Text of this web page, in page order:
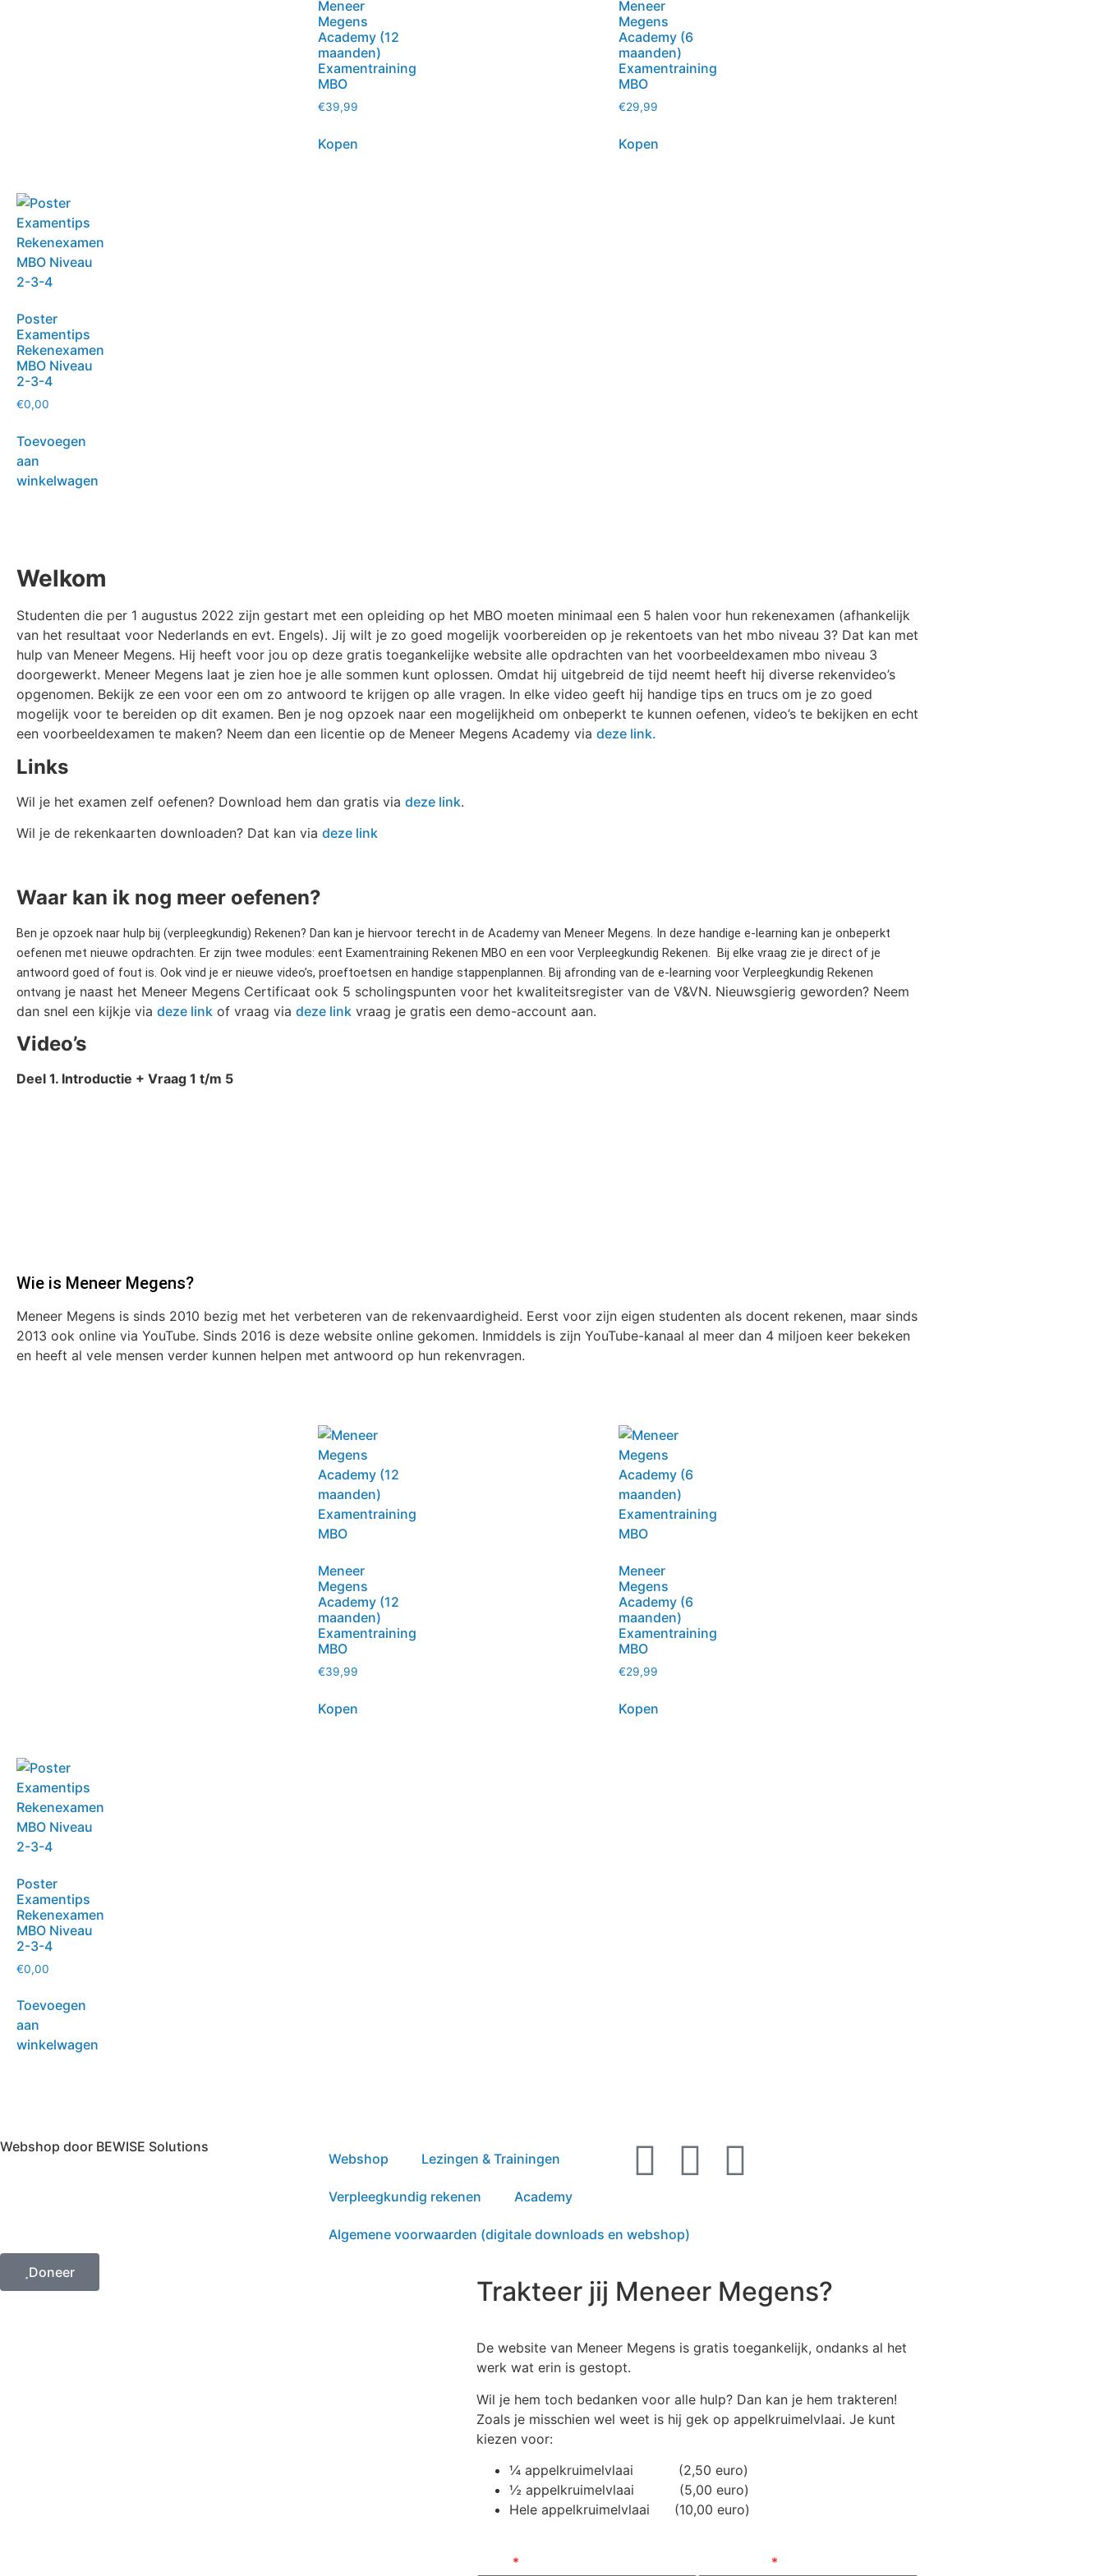
Meneer
Megens
Academy (12
maanden)
Examentraining
MBO
€39,99
Kopen
Meneer
Megens
Academy (6
maanden)
Examentraining
MBO
€29,99
Kopen
Poster
Examentips
Rekenexamen
MBO Niveau
2-3-4
€0,00
Toevoegen
aan
winkelwagen
Welkom
Studenten die per 1 augustus 2022 zijn gestart met een opleiding op het MBO moeten minimaal een 5 halen voor hun rekenexamen (afhankelijk
van het resultaat voor Nederlands en evt. Engels). Jij wilt je zo goed mogelijk voorbereiden op je rekentoets van het mbo niveau 3? Dat kan met
hulp van Meneer Megens. Hij heeft voor jou op deze gratis toegankelijke website alle opdrachten van het voorbeeldexamen mbo niveau 3
doorgewerkt. Meneer Megens laat je zien hoe je alle sommen kunt oplossen. Omdat hij uitgebreid de tijd neemt heeft hij diverse rekenvideo’s
opgenomen. Bekijk ze een voor een om zo antwoord te krijgen op alle vragen. In elke video geeft hij handige tips en trucs om je zo goed
mogelijk voor te bereiden op dit examen. Ben je nog opzoek naar een mogelijkheid om onbeperkt te kunnen oefenen, video’s te bekijken en echt
een voorbeeldexamen te maken? Neem dan een licentie op de Meneer Megens Academy via deze link.
Links
Wil je het examen zelf oefenen? Download hem dan gratis via deze link.
Wil je de rekenkaarten downloaden? Dat kan via deze link
Waar kan ik nog meer oefenen?
Ben je opzoek naar hulp bij (verpleegkundig) Rekenen? Dan kan je hiervoor terecht in de Academy van Meneer Megens. In deze handige e-learning kan je onbeperkt
oefenen met nieuwe opdrachten. Er zijn twee modules: eent Examentraining Rekenen MBO en een voor Verpleegkundig Rekenen. Bij elke vraag zie je direct of je
antwoord goed of fout is. Ook vind je er nieuwe video’s, proeftoetsen en handige stappenplannen. Bij afronding van de e-learning voor Verpleegkundig Rekenen
ontvang je naast het Meneer Megens Certificaat ook 5 scholingspunten voor het kwaliteitsregister van de V&VN. Nieuwsgierig geworden? Neem
dan snel een kijkje via deze link of vraag via deze link vraag je gratis een demo-account aan.
Video’s
Deel 1. Introductie + Vraag 1 t/m 5
Wie is Meneer Megens?
Meneer Megens is sinds 2010 bezig met het verbeteren van de rekenvaardigheid. Eerst voor zijn eigen studenten als docent rekenen, maar sinds
2013 ook online via YouTube. Sinds 2016 is deze website online gekomen. Inmiddels is zijn YouTube-kanaal al meer dan 4 miljoen keer bekeken
en heeft al vele mensen verder kunnen helpen met antwoord op hun rekenvragen.
Meneer
Megens
Academy (12
maanden)
Examentraining
MBO
€39,99
Kopen
Meneer
Megens
Academy (6
maanden)
Examentraining
MBO
€29,99
Kopen
Poster
Examentips
Rekenexamen
MBO Niveau
2-3-4
€0,00
Toevoegen
aan
winkelwagen
Webshop door BEWISE Solutions
Webshop Lezingen & Trainingen
Verpleegkundig rekenen Academy
Algemene voorwaarden (digitale downloads en webshop)
Doneer
Trakteer jij Meneer Megens?
De website van Meneer Megens is gratis toegankelijk, ondanks al het
werk wat erin is gestopt.
Wil je hem toch bedanken voor alle hulp? Dan kan je hem trakteren!
Zoals je misschien wel weet is hij gek op appelkruimelvlaai. Je kunt
kiezen voor:
¼ appelkruimelvlaai (2,50 euro)
½ appelkruimelvlaai (5,00 euro)
Hele appelkruimelvlaai (10,00 euro)
* *